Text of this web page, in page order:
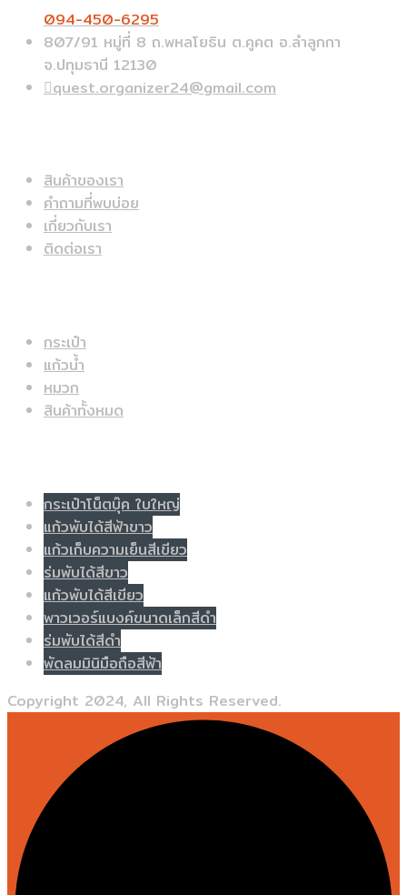
094-450-6295
807/91 หมู่ที่ 8 ถ.พหลโยธิน ต.คูคต อ.ลำลูกกา
จ.ปทุมธานี 12130
quest.organizer24@gmail.com
สินค้าของเรา
คำถามที่พบบ่อย
เกี่ยวกับเรา
ติดต่อเรา
กระเป๋า
แก้วน้ำ
หมวก
สินค้าทั้งหมด
กระเป๋าโน็ตบุ๊ค ใบใหญ่
แก้วพับได้สีฟ้าขาว
แก้วเก็บความเย็นสีเขียว
ร่มพับได้สีขาว
แก้วพับได้สีเขียว
พาวเวอร์แบงค์ขนาดเล็กสีดำ
ร่มพับได้สีดำ
พัดลมมินิมือถือสีฟ้า
Copyright 2024, All Rights Reserved.